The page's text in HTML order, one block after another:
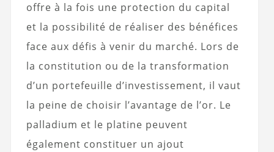
offre à la fois une protection du capital
et la possibilité de réaliser des bénéfices
face aux défis à venir du marché. Lors de
la constitution ou de la transformation
d’un portefeuille d’investissement, il vaut
la peine de choisir l’avantage de l’or. Le
palladium et le platine peuvent
également constituer un ajout